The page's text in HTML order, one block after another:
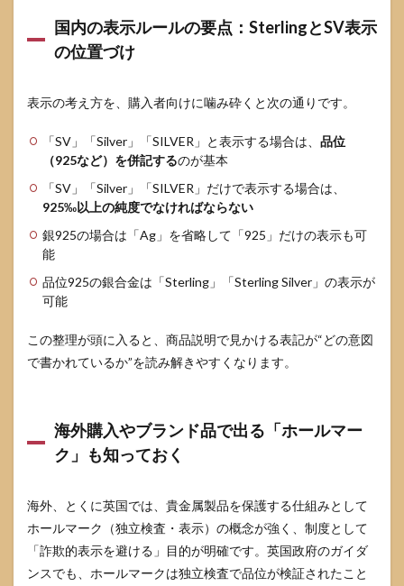
し・
石付
き・
ティ
ン
接着
5
金属
アレ
ーが
心配
のた
め
失敗
くい
5.1
まず
知っ
い前
提：
体質
差が
大き
国内の表示ルールの要点：SterlingとSV表示
の位置づけ
表示の考え方を、購入者向けに噛み砕くと次の通りです。
「SV」「Silver」「SILVER」と表示する場合は、 品位
（925など）を併記するのが基本
「SV」「Silver」「SILVER」だけで表示する場合は、
925‰以上の純度でなければならない
銀925の場合は「Ag」を省略して「925」だけの表示も可
能
品位925の銀合金は「Sterling」「Sterling Silver」の表示が
可能
この整理が頭に入ると、商品説明で見かける表記が“どの意図
で書かれているか”を読み解きやすくなります。
海外購入やブランド品で出る「ホールマー
ク」も知っておく
海外、とくに英国では、貴金属製品を保護する仕組みとして
ホールマーク（独立検査・表示）の概念が強く、制度として
「詐欺的表示を避ける」目的が明確です。英国政府のガイダ
ンスでも、ホールマークは独立検査で品位が検証されたこと